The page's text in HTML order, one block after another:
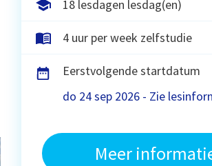
18 lesdagen lesdag(en)
4 uur per week zelfstudie
Eerstvolgende startdatum
do 24 sep 2026 - Zie
Meer